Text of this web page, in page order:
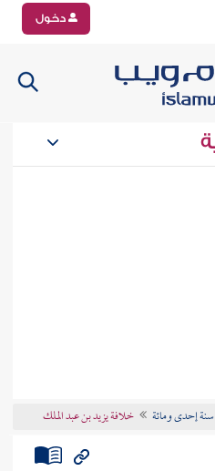
دخول
إحدى ومائة خلافة يزيد بن عبد الملك